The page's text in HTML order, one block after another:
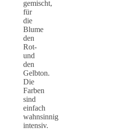
gemischt,
für
die
Blume
den
Rot-
und
den
Gelbton.
Die
Farben
sind
einfach
wahnsinnig
intensiv.